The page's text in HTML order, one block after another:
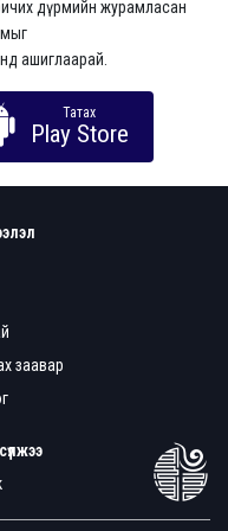
дүрмийн журамласан
ашиглаарай.
Татах
Play Store
заавар